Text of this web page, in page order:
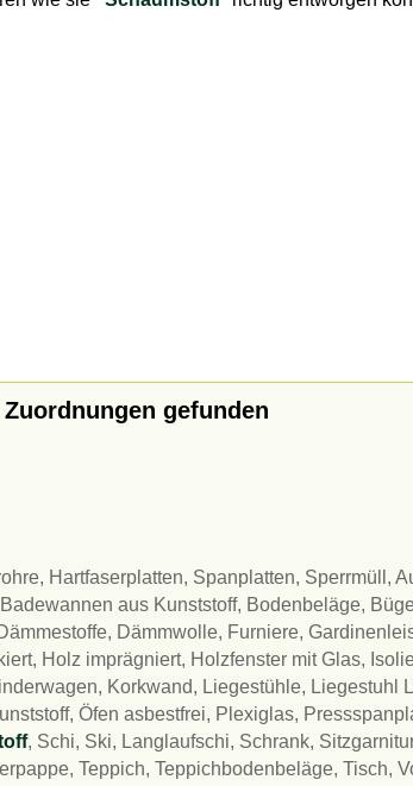
gefunden
Hartfaserplatten, Spanplatten, Sperrmüll,
aus Kunststoff, Bodenbeläge,
Dämmwolle, Furniere,
Holz imprägniert, Holzfenster mit Glas,
Korkwand, Liegestühle, Liegestuhl
Öfen asbestfrei, Plexiglas,
, Schi, Ski, Langlaufschi, Schrank,
Teppich, Teppichbodenbeläge, Tisch,